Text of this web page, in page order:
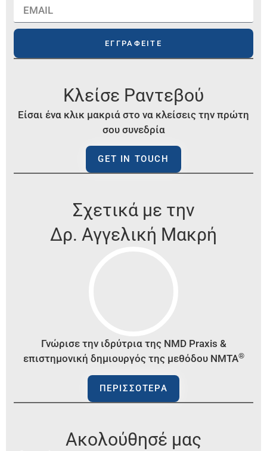
ΕΓΓΡΑΦΕΙΤΕ
Κλείσε Ραντεβού
Είσαι ένα κλικ μακριά στο να κλείσεις την πρώτη
σου συνεδρία
GET IN TOUCH
Σχετικά με την
Δρ. Αγγελική Μακρή
Γνώρισε την ιδρύτρια της NMD Praxis &
επιστημονική δημιουργός της μεθόδου NMTA®
ΠΕΡΙΣΣΟΤΕΡΑ
Ακολούθησέ μας